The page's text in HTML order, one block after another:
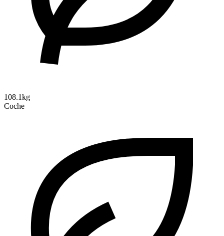
108.1kg
Coche